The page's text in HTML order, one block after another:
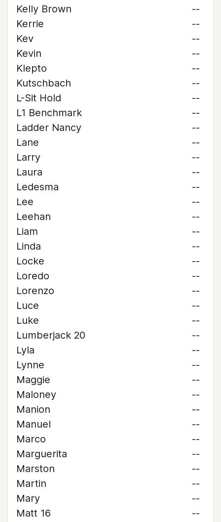
Kelly Brown
--
Kerrie
--
Kev
--
Kevin
--
Klepto
--
Kutschbach
--
L-Sit Hold
--
L1 Benchmark
--
Ladder Nancy
--
Lane
--
Larry
--
Laura
--
Ledesma
--
Lee
--
Leehan
--
Liam
--
Linda
--
Locke
--
Loredo
--
Lorenzo
--
Luce
--
Luke
--
Lumberjack 20
--
Lyla
--
Lynne
--
Maggie
--
Maloney
--
Manion
--
Manuel
--
Marco
--
Marguerita
--
Marston
--
Martin
--
Mary
--
Matt 16
--